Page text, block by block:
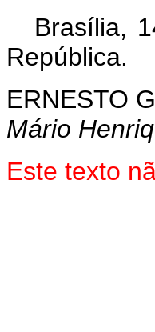
Brasília,
República.
ERNESTO
Mário
Este texto